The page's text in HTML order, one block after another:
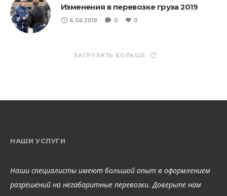
Изменения в перевозке груза 2019
6.06.2019 0 0
ЗАГРУЗИТЬ БОЛЬШЕ
НАШИ УСЛУГИ
Наши специалисты имеют большой опыт в оформлением
разрешений на негабаритные перевозки. Доверьте нам